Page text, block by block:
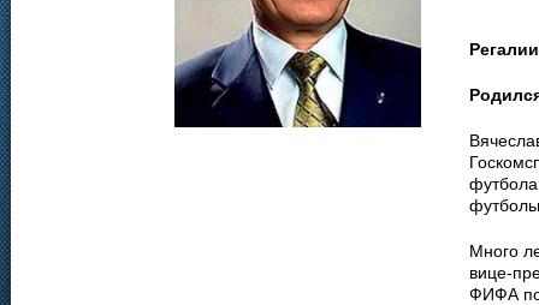
футбола
Много
вице-
ФИФА по